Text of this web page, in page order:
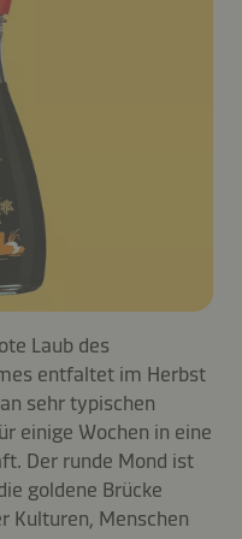
Laub des
entfaltet im Herbst
sehr typischen
einige Wochen in eine
Der runde Mond ist
goldene Brücke
Kulturen, Menschen